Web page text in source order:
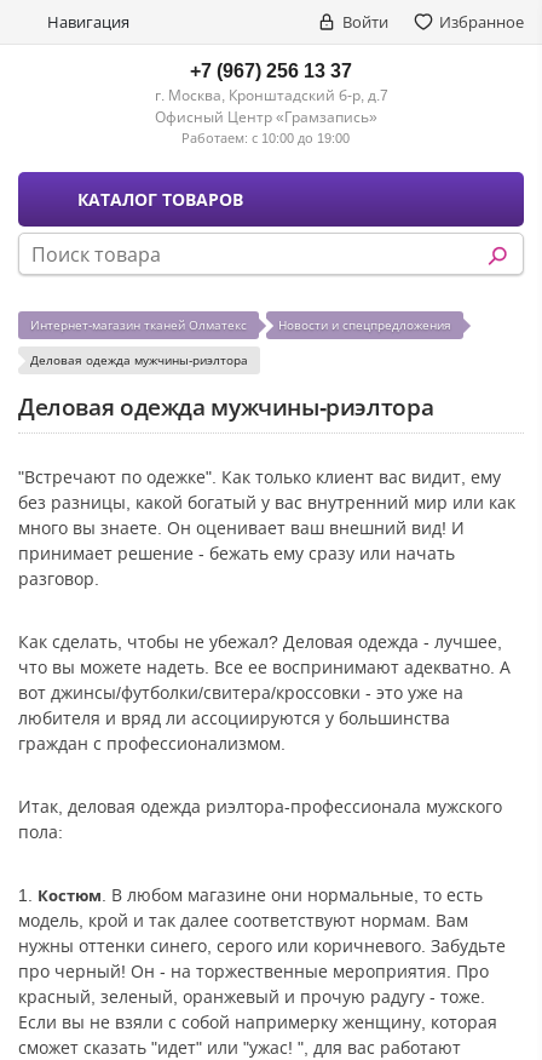
Навигация Войти Избранное
+7 (967) 256 13 37
г. Москва, Кронштадский б-р, д.7
Офисный Центр «Грамзапись»
Работаем: с 10:00 до 19:00
КАТАЛОГ ТОВАРОВ
Интернет-магазин тканей Олматекс Новости и спецпредложения
Деловая одежда мужчины-риэлтора
Деловая одежда мужчины-риэлтора
"Встречают по одежке". Как только клиент вас видит, ему
без разницы, какой богатый у вас внутренний мир или как
много вы знаете. Он оценивает ваш внешний вид! И
принимает решение - бежать ему сразу или начать
разговор.
Как сделать, чтобы не убежал? Деловая одежда - лучшее,
что вы можете надеть. Все ее воспринимают адекватно. А
вот джинсы/футболки/свитера/кроссовки - это уже на
любителя и вряд ли ассоциируются у большинства
граждан с профессионализмом.
Итак, деловая одежда риэлтора-профессионала мужского
пола:
1. Костюм. В любом магазине они нормальные, то есть
модель, крой и так далее соответствуют нормам. Вам
нужны оттенки синего, серого или коричневого. Забудьте
про черный! Он - на торжественные мероприятия. Про
красный, зеленый, оранжевый и прочую радугу - тоже.
Если вы не взяли с собой напримерку женщину, которая
сможет сказать "идет" или "ужас! ", для вас работают